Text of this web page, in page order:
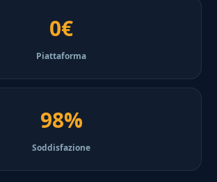
0€
Piattaforma
98%
Soddisfazione